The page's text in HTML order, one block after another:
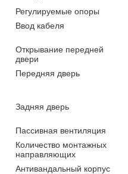
Регулируемые опоры
Ввод кабеля
Открывание передней
двери
Передняя дверь
Задняя дверь
Пассивная вентиляция
Количество монтажных
направляющих
Антивандальный корпус